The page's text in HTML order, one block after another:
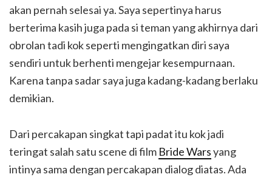
akan pernah selesai ya. Saya sepertinya harus
berterima kasih juga pada si teman yang akhirnya dari
obrolan tadi kok seperti mengingatkan diri saya
sendiri untuk berhenti mengejar kesempurnaan.
Karena tanpa sadar saya juga kadang-kadang berlaku
demikian.
Dari percakapan singkat tapi padat itu kok jadi
teringat salah satu scene di film Bride Warsyang
intinya sama dengan percakapan dialog diatas. Ada